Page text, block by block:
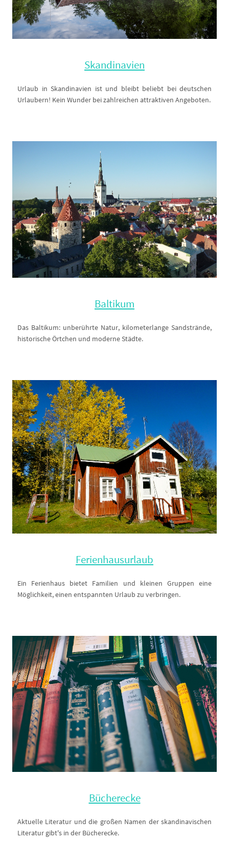
Skandinavien
Urlaub in Skandinavien ist und bleibt beliebt bei deutschen
Urlaubern! Kein Wunder bei zahlreichen attraktiven Angeboten.
Baltikum
Das Baltikum: unberührte Natur, kilometerlange Sandstrände,
historische Örtchen und moderne Städte.
Ferienhausurlaub
Ein Ferienhaus bietet Familien und kleinen Gruppen eine
Möglichkeit, einen entspannten Urlaub zu verbringen.
Bücherecke
Aktuelle Literatur und die großen Namen der skandinavischen
Literatur gibt's in der Bücherecke.